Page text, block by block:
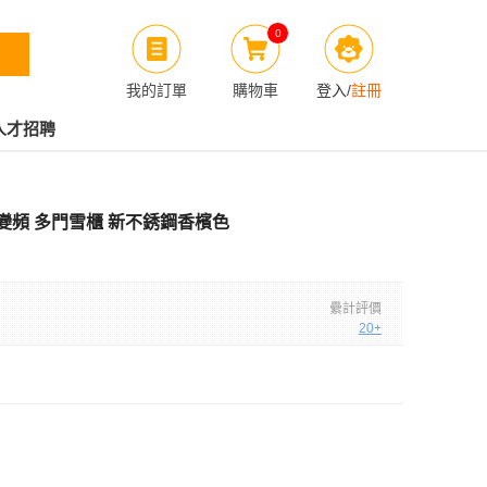
我的訂單
0
購物車 登入/註冊
才招聘
頻 多門雪櫃 新不銹鋼香檳色
纍計評價
20+